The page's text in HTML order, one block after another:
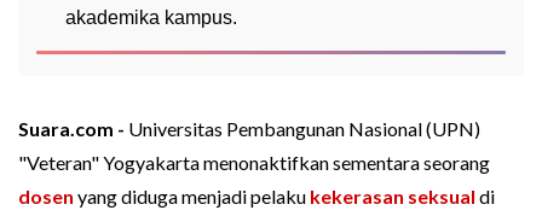
akademika kampus.
Suara.com - Universitas Pembangunan Nasional (UPN)
"Veteran" Yogyakarta menonaktifkan sementara seorang
dosen yang diduga menjadi pelaku kekerasan seksual di